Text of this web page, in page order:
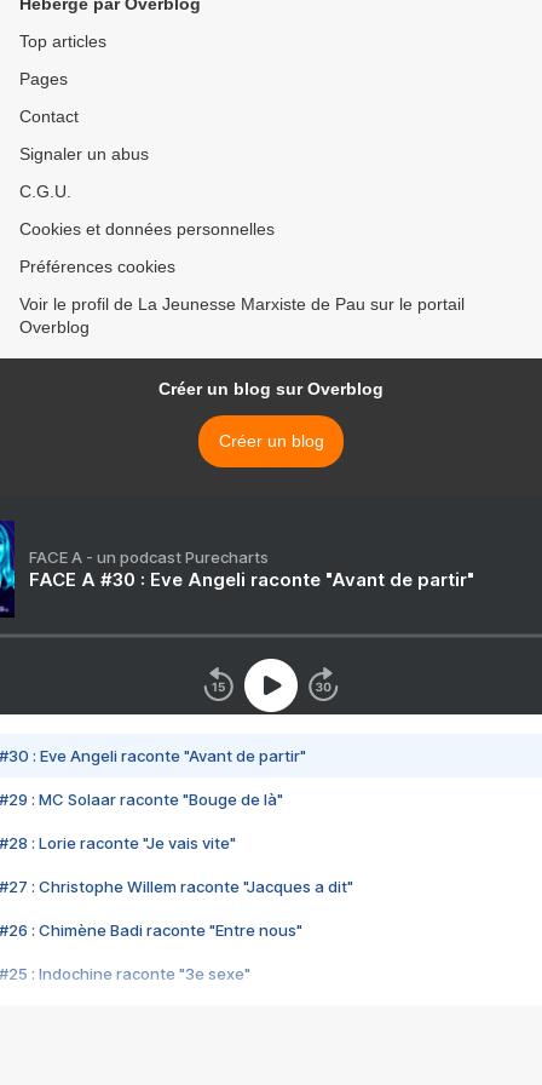
Top articles
Pages
Contact
Signaler un abus
C.G.U.
Cookies et données personnelles
Préférences cookies
Voir le profil de La Jeunesse Marxiste de Pau sur le portail
Overblog
Créer un blog sur Overblog
Créer un blog
FACE A - un podcast Purecharts
FACE A #30 : Eve Angeli raconte "Avant de partir"
#30 : Eve Angeli raconte "Avant de partir"
#29 : MC Solaar raconte "Bouge de là"
#28 : Lorie raconte "Je vais vite"
#27 : Christophe Willem raconte "Jacques a dit"
#26 : Chimène Badi raconte "Entre nous"
#25 : Indochine raconte "3e sexe"